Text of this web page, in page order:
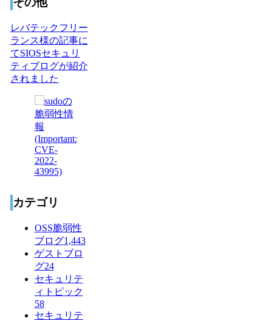
レバテックフリー
ランス様の記事に
てSIOSセキュリ
ティブログが紹介
されました
カテゴリ
OSS脆弱性
ブログ1,443
ゲストブロ
グ24
セキュリテ
ィトピック
58
セキュリテ